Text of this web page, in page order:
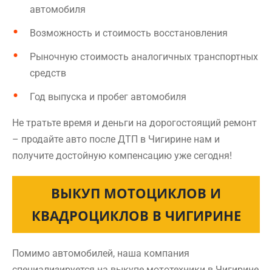
автомобиля
Возможность и стоимость восстановления
Рыночную стоимость аналогичных транспортных
средств
Год выпуска и пробег автомобиля
Не тратьте время и деньги на дорогостоящий ремонт
– продайте авто после ДТП в Чигирине нам и
получите достойную компенсацию уже сегодня!
ВЫКУП МОТОЦИКЛОВ И
КВАДРОЦИКЛОВ В ЧИГИРИНЕ
Помимо автомобилей, наша компания